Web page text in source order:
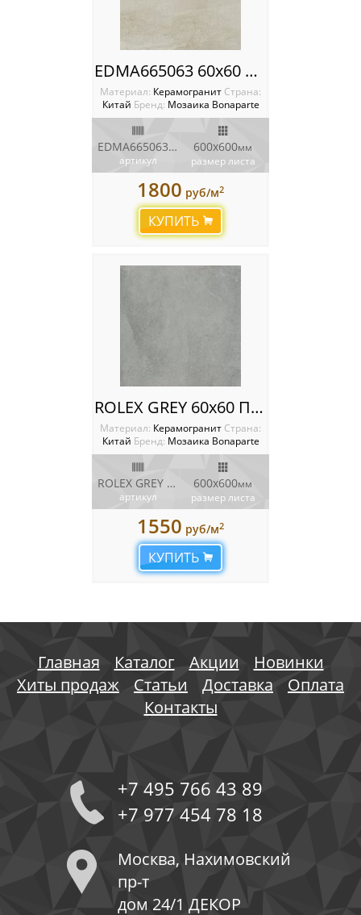
EDMA665063 60x60 Плитка Bonaparte Porcelain Tile
Материал: Керамогранит Cтрана:
Китай Бренд: Мозаика Bonaparte
EDMA665063 60x60
артикул
600х600мм
размер листа
1800 руб/м2
КУПИТЬ
ROLEX GREY 60x60 Плитка Bonaparte Porcelain Tile
Материал: Керамогранит Cтрана:
Китай Бренд: Мозаика Bonaparte
ROLEX GREY 60x60
артикул
600х600мм
размер листа
1550 руб/м2
КУПИТЬ
Главная Каталог Акции
Новинки
Хиты продаж
Статьи Доставка
Оплата
Контакты
+7 495 766 43 89
+7 977 454 78 18
Москва, Нахимовский
пр-т
дом 24/1 ДЕКОР